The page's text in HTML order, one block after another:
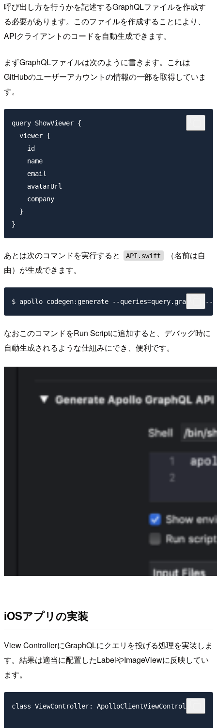
呼び出し方を行うかを記述するGraphQLファイルを作成す
る必要があります。このファイルを作成することにより、
APIクライアントのコードを自動生成できます。
まずGraphQLファイルは次のように書きます。これは
GitHubのユーザーアカウントの情報の一部を取得していま
す。
query ShowViewer {
  viewer {
    id
    name
    email
    avatarUrl
    company
  }
あとは次のコマンドを実行すると API.swift
（名前は自
由）が生成できます。
なおこのコマンドをRun Scriptに追加すると、デバッグ時に
自動生成されるような仕組みにでき、便利です。
iOSアプリの実装
View ControllerにGraphQLにクエリを投げる処理を実装しま
す。結果は適当に配置したLabelやImageViewに反映してい
ます。
class ViewController: ApolloClientViewController {